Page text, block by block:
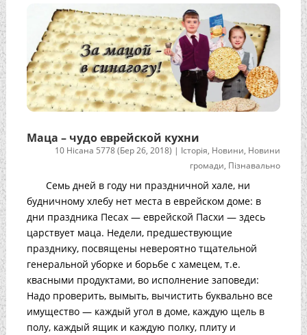
Маца – чудо еврейской кухни
10 Нісана 5778 (Бер 26, 2018) | Історія, Новини, Новини
громади, Пізнавально
Cемь дней в году ни праздничной хале, ни
будничному хлебу нет места в еврейском доме: в
дни праздника Песах — еврейской Пасхи — здесь
царствует маца. Недели, предшествующие
празднику, посвящены невероятно тщательной
генеральной уборке и борьбе с хамецем, т.е.
квасными продуктами, во исполнение заповеди:
Надо проверить, вымыть, вычистить буквально все
имущество — каждый угол в доме, каждую щель в
полу, каждый ящик и каждую полку, плиту и